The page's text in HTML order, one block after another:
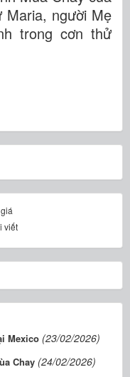
Maria, người Mẹ
trong cơn thử
viết
Mexico (23/02/2026)
Chay (24/02/2026)